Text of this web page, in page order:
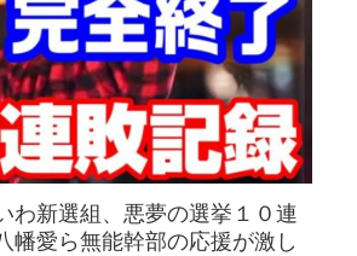
わ新選組、悪夢の選挙１０連
幡愛ら無能幹部の応援が激し